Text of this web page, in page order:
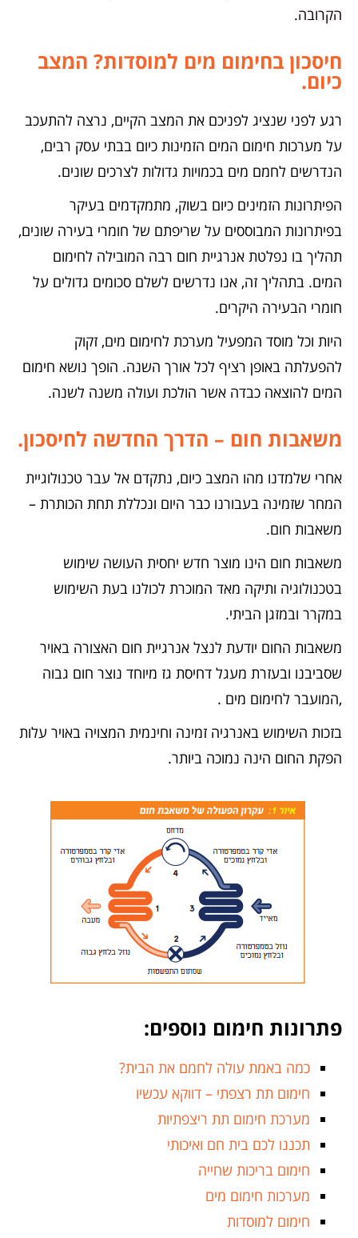
הקרובה.
חיסכון בחימום מים למוסדות? המצב
כיום.
רגע לפני שנציג לפניכם את המצב הקיים, נרצה להתעכב
על מערכות חימום המים הזמינות כיום בבתי עסק רבים,
הנדרשים לחמם מים בכמויות גדולות לצרכים שונים.
הפיתרונות הזמינים כיום בשוק, מתמקדמים בעיקר
בפיתרונות המבוססים על שריפתם של חומרי בעירה שונים,
תהליך בו נפלטת אנרגיית חום רבה המובילה לחימום
המים. בתהליך זה, אנו נדרשים לשלם סכומים גדולים על
חומרי הבעירה היקרים.
היות וכל מוסד המפעיל מערכת לחימום מים, זקוק
להפעלתה באופן רציף לכל אורך השנה. הופך נושא חימום
המים להוצאה כבדה אשר הולכת ועולה משנה לשנה.
משאבות חום – הדרך החדשה לחיסכון.
אחרי שלמדנו מהו המצב כיום, נתקדם אל עבר טכנולוגיית
המחר שזמינה בעבורנו כבר היום ונכללת תחת הכותרת –
משאבות חום.
משאבות חום הינו מוצר חדש יחסית העושה שימוש
בטכנולוגיה ותיקה מאד המוכרת לכולנו בעת השימוש
במקרר ובמזגן הביתי.
משאבות החום יודעת לנצל אנרגיית חום האצורה באויר
שסביבנו ובעזרת מעגל דחיסת גז מיוחד נוצר חום גבוה
,המועבר לחימום מים .
בזכות השימוש באנרגיה זמינה וחינמית המצויה באויר עלות
הפקת החום הינה נמוכה ביותר.
פתרונות חימום נוספים:
כמה באמת עולה לחמם את הבית?
חימום תת רצפתי – דווקא עכשיו
מערכת חימום תת ריצפתיות
תכננו לכם בית חם ואיכותי
חימום בריכות שחייה
מערכות חימום מים
חימום למוסדות